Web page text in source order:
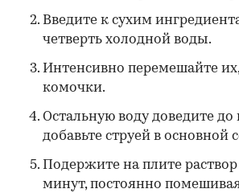
Введите к сухим
четверть холодной воды.
Интенсивно перемешайте
комочки.
Остальную воду доведите
добавьте струей в основной
Подержите на плите
минут, постоянно